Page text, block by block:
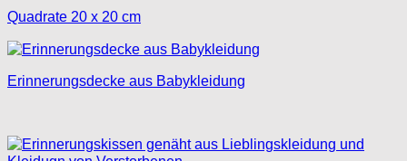
Quadrate 20 x 20 cm
Erinnerungsdecke aus Babykleidung